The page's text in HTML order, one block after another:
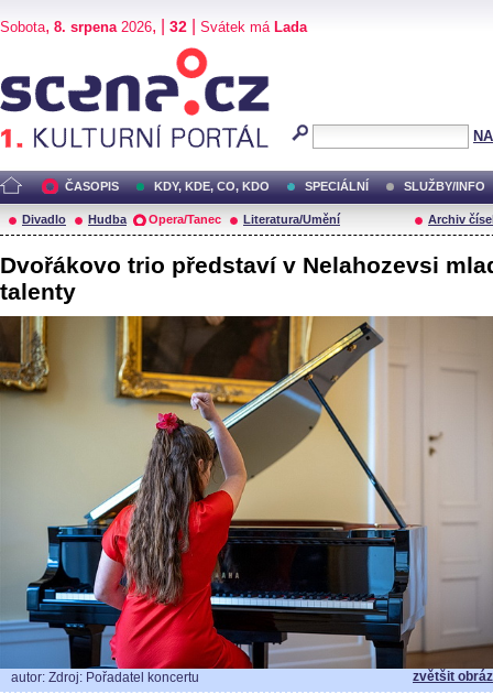
Sobota, 8. srpena2026, | 32 Svátek má Lada
ČASOPIS KDY, KDE, CO, KDO SPECIÁLNÍ SLUŽBY/INFO
Divadlo Hudba Opera/Tanec Literatura/Umění Archiv
Dvořákovo trio představí v Nelahozevsi
talenty
autor: Zdroj: Pořadatel koncertu zvětšit